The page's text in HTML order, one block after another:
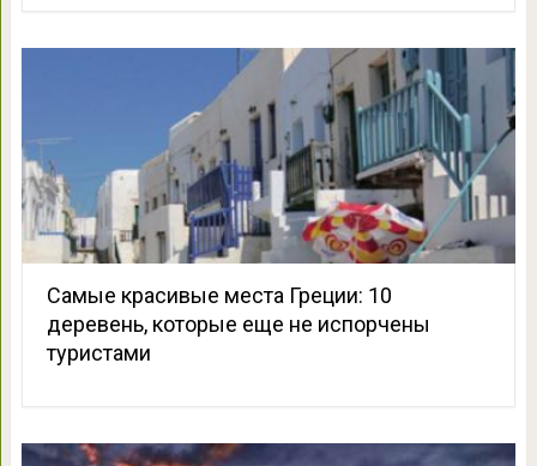
Самые красивые места Греции: 10
деревень, которые еще не испорчены
туристами